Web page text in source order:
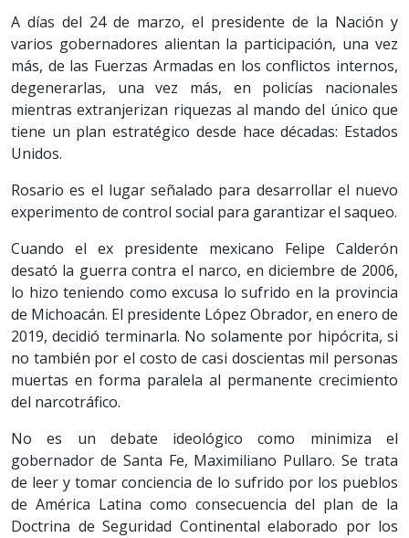
A días del 24 de marzo, el presidente de la Nación y
varios gobernadores alientan la participación, una vez
más, de las Fuerzas Armadas en los conflictos internos,
degenerarlas, una vez más, en policías nacionales
mientras extranjerizan riquezas al mando del único que
tiene un plan estratégico desde hace décadas: Estados
Unidos.
Rosario es el lugar señalado para desarrollar el nuevo
experimento de control social para garantizar el saqueo.
Cuando el ex presidente mexicano Felipe Calderón
desató la guerra contra el narco, en diciembre de 2006,
lo hizo teniendo como excusa lo sufrido en la provincia
de Michoacán. El presidente López Obrador, en enero de
2019, decidió terminarla. No solamente por hipócrita, si
no también por el costo de casi doscientas mil personas
muertas en forma paralela al permanente crecimiento
del narcotráfico.
No es un debate ideológico como minimiza el
gobernador de Santa Fe, Maximiliano Pullaro. Se trata
de leer y tomar conciencia de lo sufrido por los pueblos
de América Latina como consecuencia del plan de la
Doctrina de Seguridad Continental elaborado por los